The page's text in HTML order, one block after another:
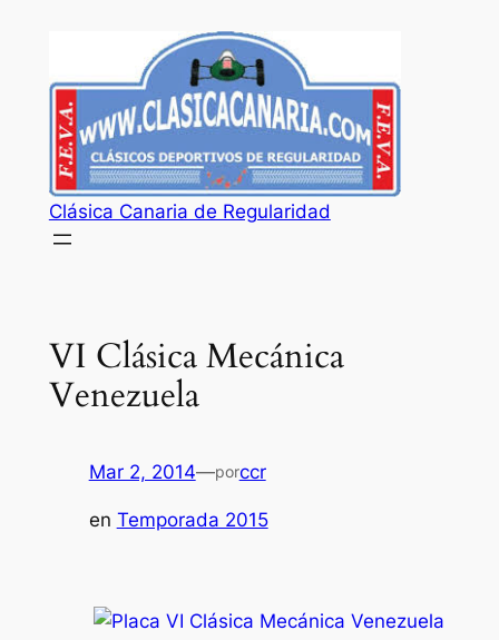
contenido
Clásica Canaria de Regularidad
VI Clásica Mecánica
Venezuela
Mar 2, 2014—porccr
en Temporada 2015